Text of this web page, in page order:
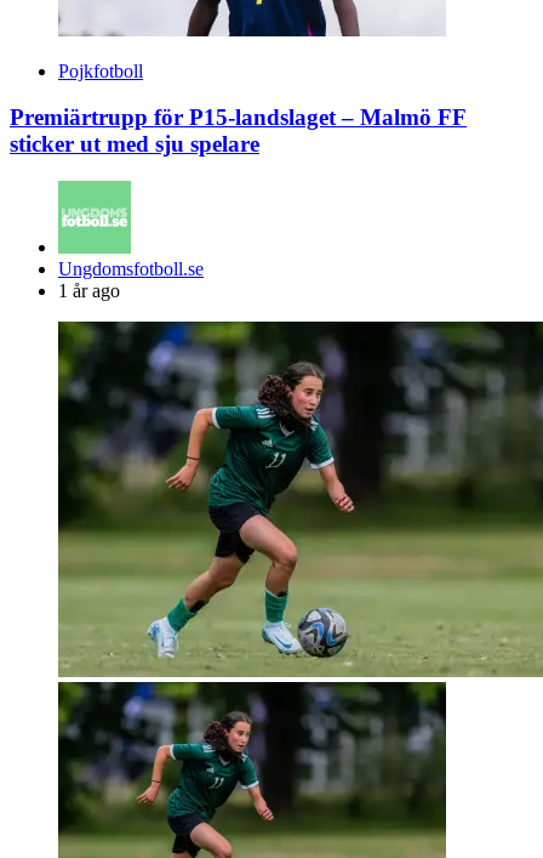
Pojkfotboll
Premiärtrupp för P15-landslaget – Malmö FF
sticker ut med sju spelare
Posted
by
Ungdomsfotboll.se
1 år ago